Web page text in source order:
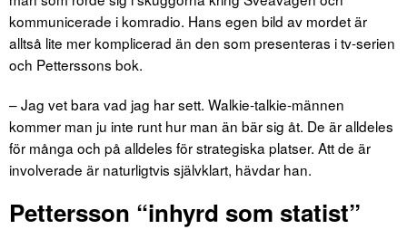
kommunicerade i komradio. Hans egen bild av mordet är
alltså lite mer komplicerad än den som presenteras i tv-serien
och Petterssons bok.
– Jag vet bara vad jag har sett. Walkie-talkie-männen
kommer man ju inte runt hur man än bär sig åt. De är alldeles
för många och på alldeles för strategiska platser. Att de är
involverade är naturligtvis självklart, hävdar han.
Pettersson “inhyrd som statist”